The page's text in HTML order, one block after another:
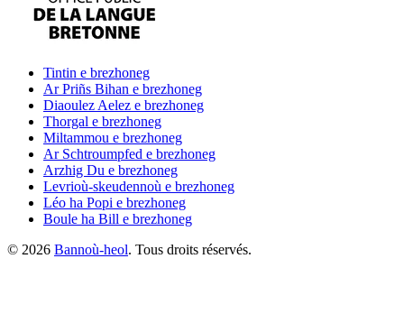
Tintin e brezhoneg
Ar Priñs Bihan e brezhoneg
Diaoulez Aelez e brezhoneg
Thorgal e brezhoneg
Miltammou e brezhoneg
Ar Schtroumpfed e brezhoneg
Arzhig Du e brezhoneg
Levrioù-skeudennoù e brezhoneg
Léo ha Popi e brezhoneg
Boule ha Bill e brezhoneg
© 2026 Bannoù-heol. Tous droits réservés.